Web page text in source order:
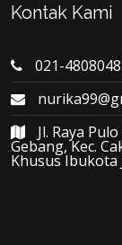
Kontak Kami
021-4808048
Jl. Raya
Gebang, Kec.
Khusus Ibukota